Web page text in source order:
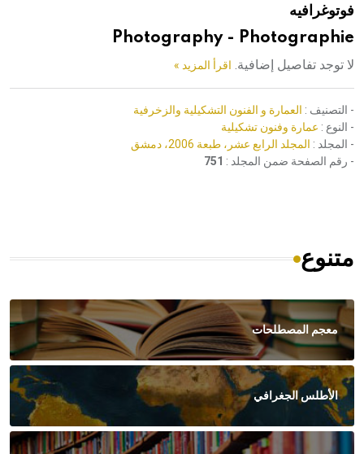
هيئة الموسوعة العربية تطلق موسوعات جديدة في عام 2026فوتوغرافيه
Photography - Photographie
لا توجد تفاصيل إضافية. اقرأ المزيد »
- التصنيف : العمارة و الفنون التشكيلية والزخرفية
- النوع : عمارة وفنون تشكيلية
- المجلد : المجلد الرابع عشر، طبعة 2006، دمشق
- رقم الصفحة ضمن المجلد : 751
متنوع
معجم المصطلحات
الأطلس الجغرافي